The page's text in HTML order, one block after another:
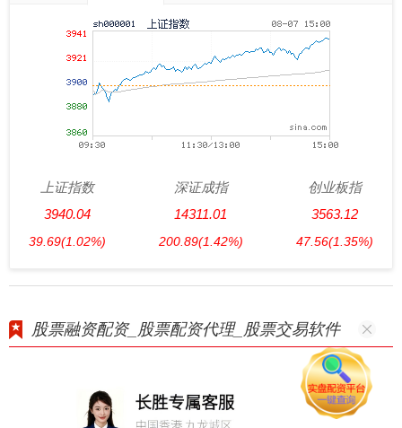
上证指数
3940.04
39.69(1.02%)
深证成指
14311.01
200.89(1.42%)
创业板指
3563.12
47.56(1.35%)
股票融资配资_股票配资代理_股票交易软件